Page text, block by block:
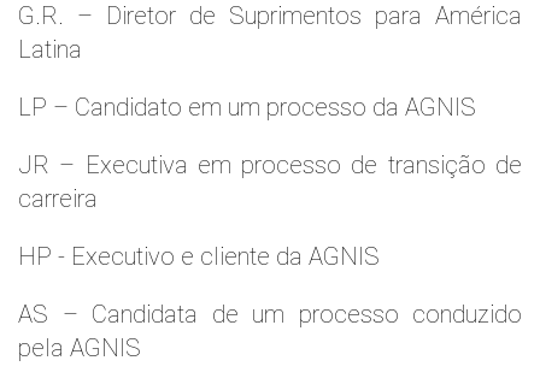
G.R. – Diretor de Suprimentos para América
Latina
LP – Candidato em um processo da AGNIS
JR – Executiva em processo de transição de
carreira
HP - Executivo e cliente da AGNIS
AS – Candidata de um processo conduzido
pela AGNIS